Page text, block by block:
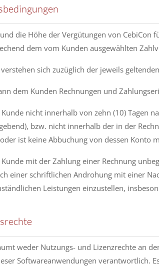
die Höhe der Vergütungen von
dem vom Kunden ausgewählten
verstehen sich zuzüglich der jeweils
dem Kunden Rechnungen und
nicht innerhalb von zehn (10) Tagen
bzw. nicht innerhalb der in der
ist keine Abbu­chung von dessen Konto
mit der Zahlung einer Rechnung
einer schriftlichen Androhung mit einer
Leistungen einzustellen,
weder Nutzungs- und Lizenzrechte an
Softwareanwendungen verantwortlich.